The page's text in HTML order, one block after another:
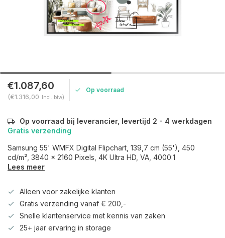
€1.087,60
(€1.316,00 Incl. btw)
Op voorraad
Op voorraad bij leverancier, levertijd 2 - 4 werkdagen
Gratis verzending
Samsung 55' WMFX Digital Flipchart, 139,7 cm (55'), 450
cd/m², 3840 x 2160 Pixels, 4K Ultra HD, VA, 4000:1
Lees meer
Alleen voor zakelijke klanten
Gratis verzending vanaf € 200,-
Snelle klantenservice met kennis van zaken
25+ jaar ervaring in storage